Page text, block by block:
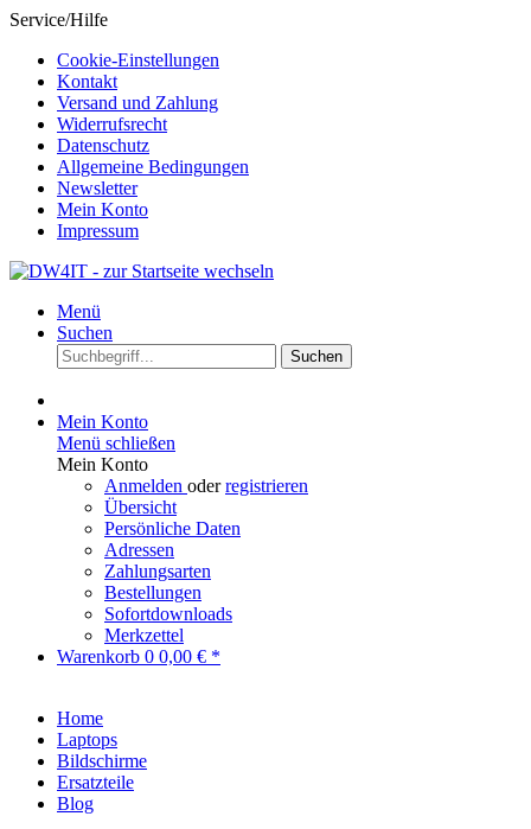
Service/Hilfe
Cookie-Einstellungen
Kontakt
Versand und Zahlung
Widerrufsrecht
Datenschutz
Allgemeine Bedingungen
Newsletter
Mein Konto
Impressum
Menü
Suchen
Suchen
Mein Konto
Menü schließen
Mein Konto
Anmelden oderregistrieren
Übersicht
Persönliche Daten
Adressen
Zahlungsarten
Bestellungen
Sofortdownloads
Merkzettel
Warenkorb 0 0,00 € *
Home
Laptops
Bildschirme
Ersatzteile
Blog